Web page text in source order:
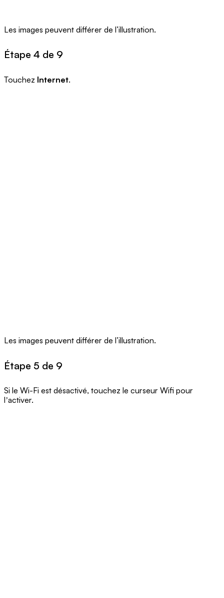
Les images peuvent différer de l’illustration.
Étape 4 de 9
Touchez Internet.
Les images peuvent différer de l’illustration.
Étape 5 de 9
Si le Wi-Fi est désactivé, touchez le curseur Wifi pour
lʼactiver.